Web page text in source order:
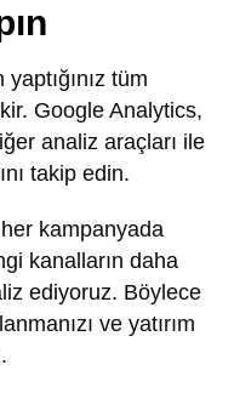
tüm
Google Analytics,
analiz araçları ile
takip edin.
kampanyada
kanalların daha
ediyoruz. Böylece
ve yatırım